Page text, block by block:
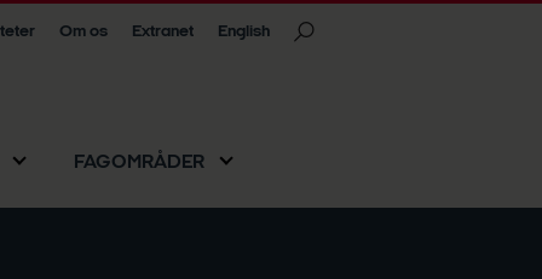
Om os Extranet English
FAGOMRÅDER